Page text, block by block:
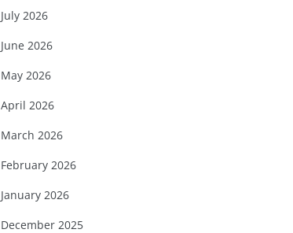
July 2026
June 2026
May 2026
April 2026
March 2026
February 2026
January 2026
December 2025